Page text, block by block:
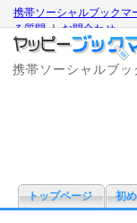
携帯ソーシャルブックマ
る質問｜お問合わせ
携帯ソーシャルブ
トップページ 初